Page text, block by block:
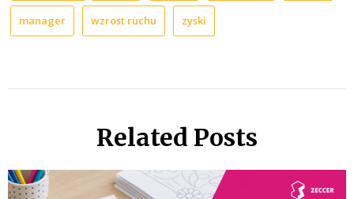
manager wzrost ruchu zyski
Related Posts